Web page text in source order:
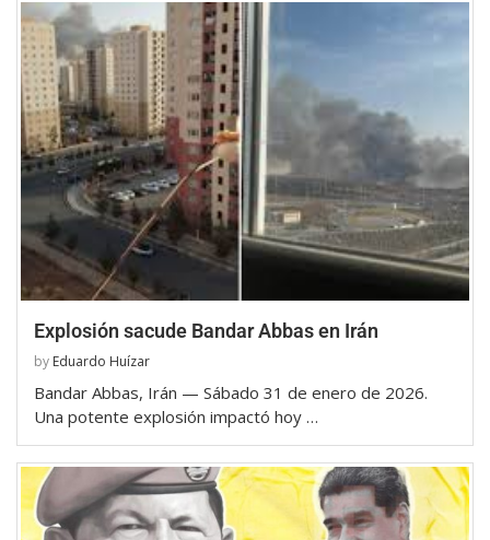
Explosión sacude Bandar Abbas en Irán
by Eduardo Huízar
Bandar Abbas, Irán — Sábado 31 de enero de 2026.
Una potente explosión impactó hoy …